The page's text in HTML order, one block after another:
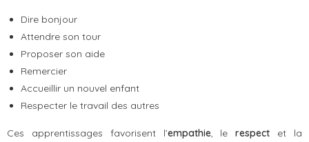
Dire bonjour
Attendre son tour
Proposer son aide
Remercier
Accueillir un nouvel enfant
Respecter le travail des autres
Ces apprentissages favorisent l’empathie, lerespect et la